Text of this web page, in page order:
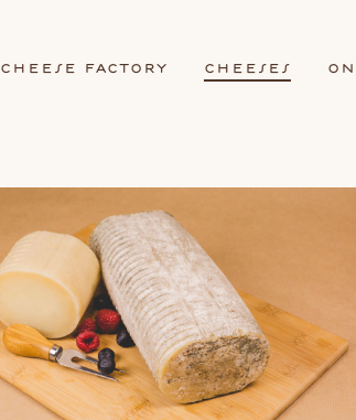
cheese fctory cheeses